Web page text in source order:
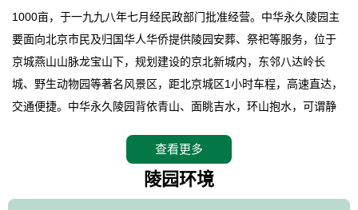
1000亩，于一九九八年七月经民政部门批准经营。中华永久陵园主
要面向北京市民及归国华人华侨提供陵园安葬、祭祀等服务，位于
京城燕山山脉龙宝山下，规划建设的京北新城内，东邻八达岭长
城、野生动物园等著名风景区，距北京城区1小时车程，高速直达，
交通便捷。中华永久陵园背依青山、面眺吉水，环山抱水，可谓静
地。在总体设计上完全以中国传统文化作为前渠，由三条山脊环绕
而成，宛如一把太师椅，呈坐南朝北向，左青龙，右白虎，前朱
查看更多
陵园环境